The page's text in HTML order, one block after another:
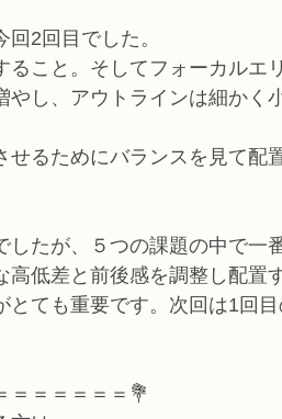
回2回目でした。
ること。そしてフォーカルエ
やし、アウトラインは細かく
せるためにバランスを見て配
したが、５つの課題の中で一
高低差と前後感を調整し配置
とても重要です。次回は1回
＝＝＝＝＝＝💐